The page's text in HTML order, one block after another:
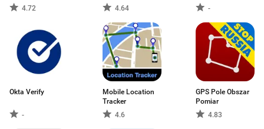
4.72
4.64
-
Okta Verify
-
Mobile Location
Tracker
4.6
GPS Pole Obszar
Pomiar
4.83